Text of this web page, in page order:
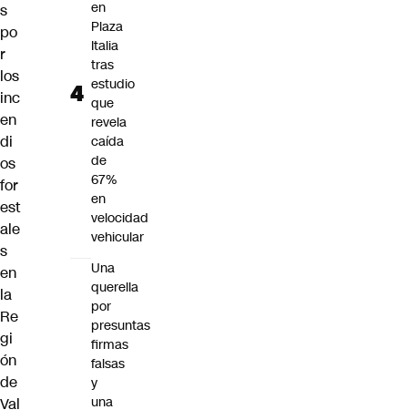
s
po
r
los
inc
en
di
os
for
est
ale
s
en
la
Re
gi
ón
de
Val
en
Plaza
Italia
tras
estudio
que
revela
caída
de
67%
en
velocidad
vehicular
Una
querella
por
presuntas
firmas
falsas
y
una